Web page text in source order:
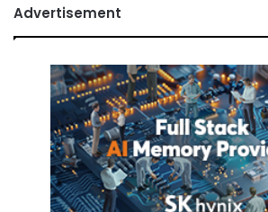
Advertisement